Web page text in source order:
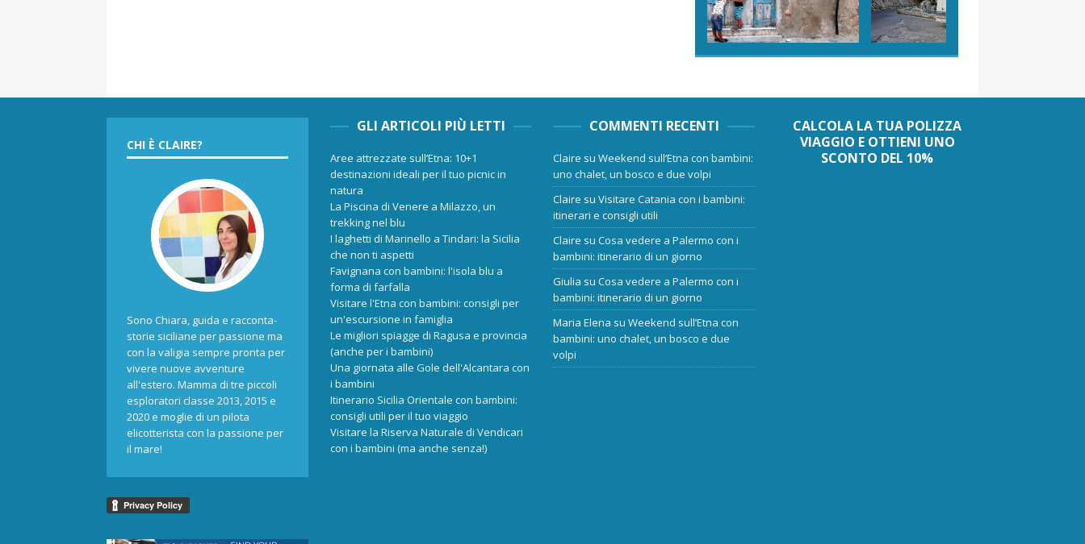
CHI È CLAIRE?
Sono Chiara, guida e racconta-
storie siciliane per passione ma
con la valigia sempre pronta per
vivere nuove avventure
all'estero. Mamma di tre piccoli
esploratori classe 2013, 2015 e
2020 e moglie di un pilota
elicotterista con la passione per
il mare!
GLI ARTICOLI PIÙ LETTI
Aree attrezzate sull’Etna: 10+1
destinazioni ideali per il tuo picnic in
natura
La Piscina di Venere a Milazzo, un
trekking nel blu
I laghetti di Marinello a Tindari: la Sicilia
che non ti aspetti
Favignana con bambini: l'isola blu a
forma di farfalla
Visitare l'Etna con bambini: consigli per
un'escursione in famiglia
Le migliori spiagge di Ragusa e provincia
(anche per i bambini)
Una giornata alle Gole dell'Alcantara con
i bambini
Itinerario Sicilia Orientale con bambini:
consigli utili per il tuo viaggio
Visitare la Riserva Naturale di Vendicari
con i bambini (ma anche senza!)
COMMENTI RECENTI
Claire suWeekend sull’Etna con bambini:
uno chalet, un bosco e due volpi
Claire suVisitare Catania con i bambini:
itinerari e consigli utili
Claire suCosa vedere a Palermo con i
bambini: itinerario di un giorno
Giulia suCosa vedere a Palermo con i
bambini: itinerario di un giorno
Maria Elena suWeekend sull’Etna con
bambini: uno chalet, un bosco e due
volpi
CALCOLA LA TUA POLIZZA
VIAGGIO E OTTIENI UNO
SCONTO DEL 10%